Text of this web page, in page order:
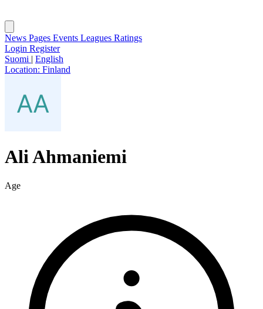
News Pages Events Leagues Ratings
Login Register
Suomi | English
Location: Finland
AliAhmaniemi
Age